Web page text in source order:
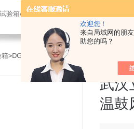
欢迎您！
来自局域网的朋
助您的吗？
验箱/紫外光老化试验箱/鼓风干燥箱/振动试
>DGG-9030武汉立式电热恒温鼓风干燥
武汉
温鼓